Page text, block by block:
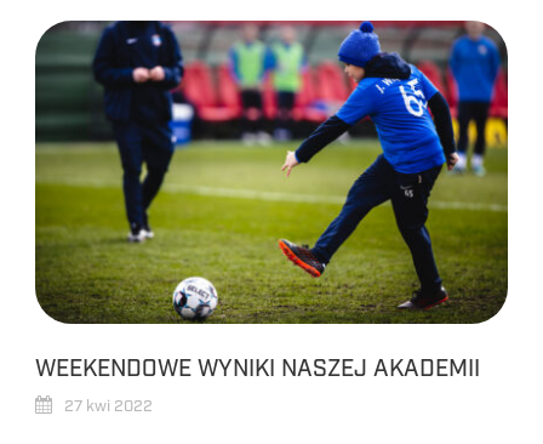
WEEKENDOWE WYNIKI NASZEJ AKADEMII
27 kwi 2022